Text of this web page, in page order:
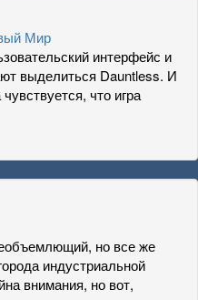
Мир
интерфейс и
выделиться Dauntless. И
что игра
но все же
индустриальной
внимания, но вот,